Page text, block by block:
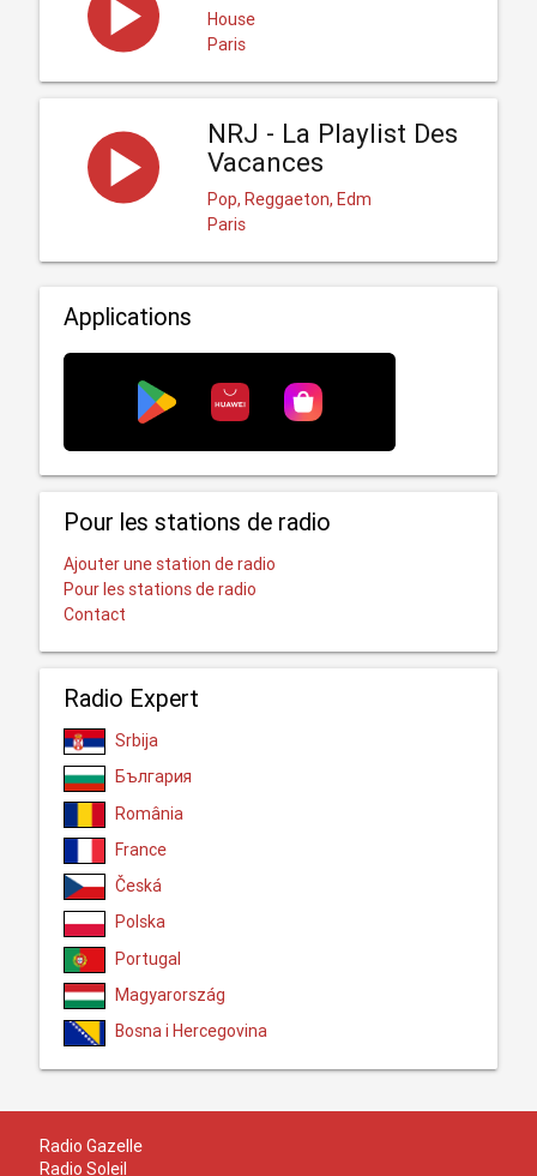
House
Paris
NRJ - La Playlist Des
Vacances
Pop, Reggaeton, Edm
Paris
Applications
Pour les stations de radio
Ajouter une station de radio
Pour les stations de radio
Contact
Radio Expert
Srbija
България
România
France
Česká
Polska
Portugal
Magyarország
Bosna i Hercegovina
Radio Gazelle
Radio Soleil